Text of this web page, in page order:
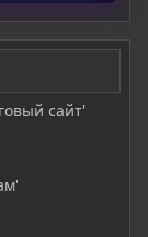
сайт'